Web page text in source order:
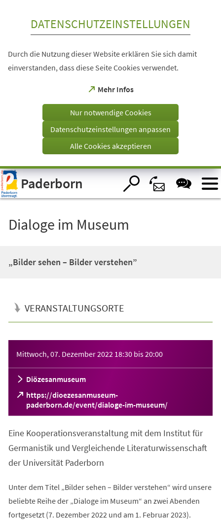
Visuelle
Assistenzsoftware
öffnen.
DATENSCHUTZEINSTELLUNGEN
Durch die Nutzung dieser Website erklären Sie sich damit
einverstanden, dass diese Seite Cookies verwendet.
Mehr Infos
(Öffnet
einem
Tab)
Nur notwendige Cookies
Datenschutzeinstellungen anpassen
Alle Cookies akzeptieren
Paderborn
Dialoge im Museum
„Bilder sehen – Bilder verstehen”
VERANSTALTUNGSORTE
Mittwoch, 07. Dezember 2022 18:30 bis20:00
Diözesanmuseum
https://dioezesanmuseum-
paderborn.de/event/dialoge-im-museum/
(Öffnet
in
neuen
Eine Kooperationsveranstaltung mit dem Institut für
Germanistik und Vergleichende Literaturwissenschaft
der Universität Paderborn
Unter dem Titel „Bilder sehen – Bilder verstehen“ wird unsere
beliebte Reihe der „Dialoge im Museum“ an zwei Abenden
fortgesetzt (7. Dezember 2022 und am 1. Februar 2023).